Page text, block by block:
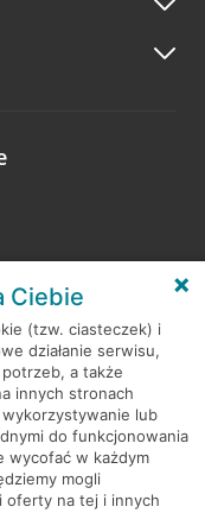
o wizycie.
Ciebie
(tzw. ciasteczek) i
działanie serwisu,
a także
innych stronach
lub
do funkcjonowania
wycofać w każdym
mogli
oferty na tej i innych